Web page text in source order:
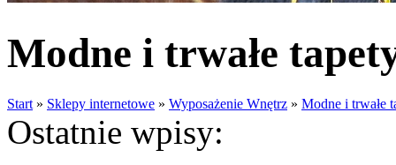
Modne i trwałe
Start » Sklepy internetowe » Wyposażenie Wnętrz » Modne i trwałe
Ostatnie wpisy: